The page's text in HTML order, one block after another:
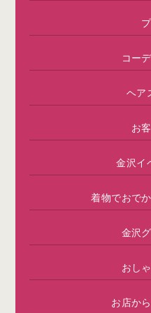
コー
ヘア
お
金沢イ
着物でおで
金沢
おし
お店か